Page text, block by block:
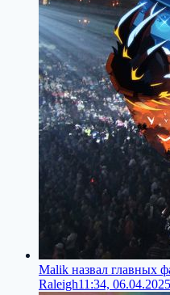
Malik назвал главных
Raleigh11:34, 06.04.2025